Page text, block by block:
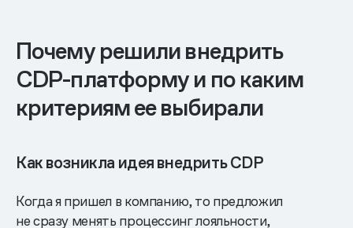
Почему решили внедрить
CDP-платформу и по каким
критериям ее выбирали
Как возникла идея внедрить CDP
Когда я пришел в компанию, то предложил
не сразу менять процессинг лояльности,